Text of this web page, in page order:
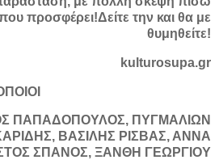
προσφέρει!Δείτε την και θα με
θυμηθείτε!
kulturosupa.gr
ΠΑΠΑΔΟΠΟΥΛΟΣ, ΠΥΓΜΑΛΙΩΝ
ΒΑΣΙΛΗΣ ΡΙΣΒΑΣ, ΑΝΝΑ
ΣΠΑΝΟΣ, ΞΑΝΘΗ ΓΕΩΡΓΙΟΥ